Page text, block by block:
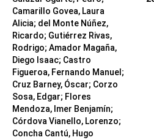
Camarillo Govea, Laura
Alicia; del Monte Núñez,
Ricardo; Gutiérrez Rivas,
Rodrigo; Amador Magaña,
Diego Isaac; Castro
Figueroa, Fernando Manuel ;
Cruz Barney, Óscar; Corzo
Sosa, Edgar; Flores
Mendoza, Imer Benjamín;
Córdova Vianello, Lorenzo;
Concha Cantú, Hugo